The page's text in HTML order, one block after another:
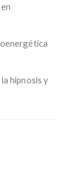
hipnosis y